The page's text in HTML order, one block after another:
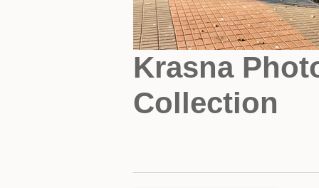
Krasna
Collection